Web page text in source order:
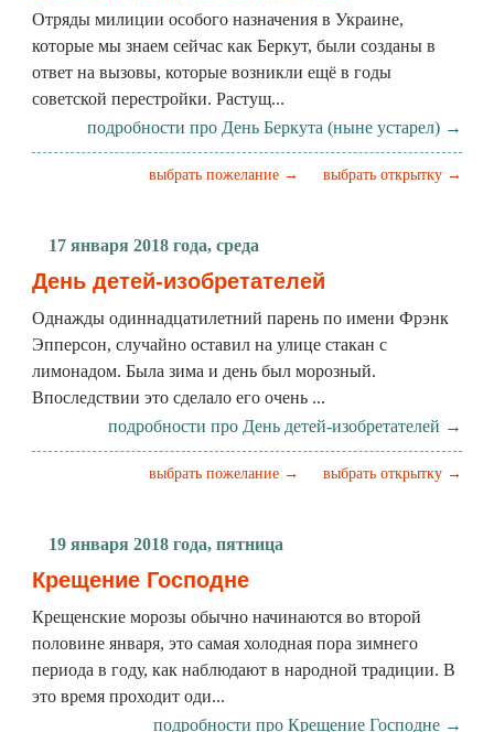
Отряды милиции особого назначения в Украине,
которые мы знаем сейчас как Беркут, были созданы в
ответ на вызовы, которые возникли ещё в годы
советской перестройки. Растущ...
подробности про День Беркута (ныне устарел) →
выбрать открытку →
выбрать пожелание →
17 января 2018 года, среда
День детей-изобретателей
Однажды одиннадцатилетний парень по имени Фрэнк
Эпперсон, случайно оставил на улице стакан с
лимонадом. Была зима и день был морозный.
Впоследствии это сделало его очень ...
подробности про День детей-изобретателей →
выбрать открытку →
выбрать пожелание →
19 января 2018 года, пятница
Крещение Господне
Крещенские морозы обычно начинаются во второй
половине января, это самая холодная пора зимнего
периода в году, как наблюдают в народной традиции. В
это время проходит оди...
подробности про Крещение Господне →